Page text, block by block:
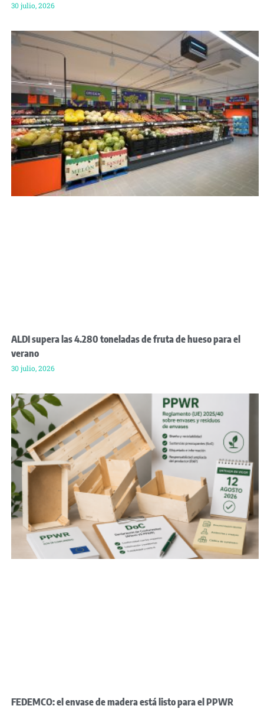
30 julio, 2026
ALDI supera las 4.280 toneladas de fruta de hueso para el
verano
30 julio, 2026
FEDEMCO: el envase de madera está listo para el PPWR